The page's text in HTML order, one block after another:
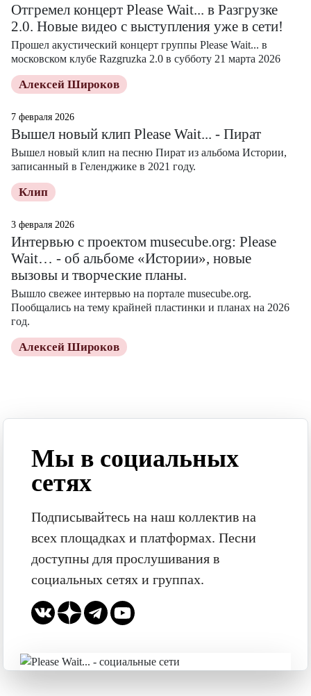
Отгремел концерт Please Wait... в Разгрузке
2.0. Новые видео с выступления уже в сети!
Прошел акустический концерт группы Please Wait... в
московском клубе Razgruzka 2.0 в субботу 21 марта 2026
Алексей Широков
7 февраля 2026
Вышел новый клип Please Wait... - Пират
Вышел новый клип на песню Пират из альбома Истории,
записанный в Геленджике в 2021 году.
Клип
3 февраля 2026
Интервью с проектом musecube.org: Please
Wait… - об альбоме «Истории», новые
вызовы и творческие планы.
Вышло свежее интервью на портале musecube.org.
Пообщались на тему крайней пластинки и планах на 2026
год.
Алексей Широков
Мы в социальных
сетях
Подписывайтесь на наш коллектив на
всех площадках и платформах. Песни
доступны для прослушивания в
социальных сетях и группах.